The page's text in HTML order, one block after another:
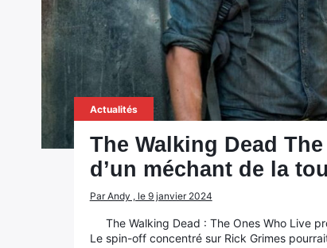
Actualités
The Walking Dead
d’un méchant de la
Par Andy , le 9 janvier 2024
The Walking Dead : The Ones Who Live
Le spin-off concentré sur Rick Grimes